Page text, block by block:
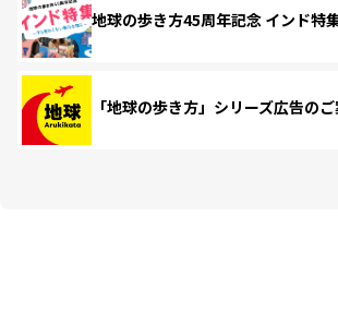
地球の歩き方45周年記念 インド特
「地球の歩き方」シリーズ広告の